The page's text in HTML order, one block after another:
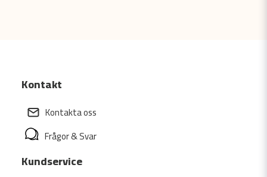
Kontakt
Kontakta oss
Frågor & Svar
Kundservice